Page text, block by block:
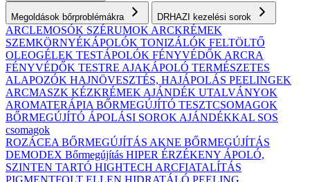
Megoldások bőrproblémákra DRHAZI kezelési sorok
ARCLEMOSÓK SZÉRUMOK ARCKRÉMEK
SZEMKÖRNYÉKÁPOLÓK TONIZÁLÓK FELTÖLTŐ
OLEOGÉLEK TESTÁPOLÓK FÉNYVÉDŐK ARCRA
FÉNYVÉDŐK TESTRE AJAKÁPOLÓ TERMÉSZETES
ALAPOZÓK HAJNÖVESZTÉS, HAJÁPOLÁS PEELINGEK
ARCMASZK KÉZKRÉMEK AJÁNDÉK UTALVÁNYOK
AROMATERÁPIA BŐRMEGÚJÍTÓ TESZTCSOMAGOK
BŐRMEGÚJÍTÓ ÁPOLÁSI SOROK AJÁNDÉKKAL SOS
csomagok
ROZÁCEA BŐRMEGÚJÍTÁS AKNE BŐRMEGÚJÍTÁS
DEMODEX Bőrmegújítás HIPER ÉRZÉKENY ÁPOLÓ,
SZINTEN TARTÓ HIGHTECH ARCFIATALÍTÁS
PIGMENTFOLT ELLEN HIDRATÁLÓ PEELING,